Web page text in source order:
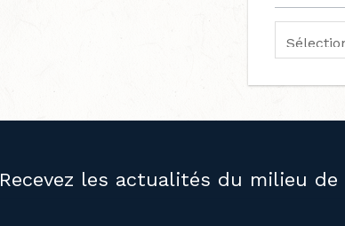
Recevez les actualités du milieu de